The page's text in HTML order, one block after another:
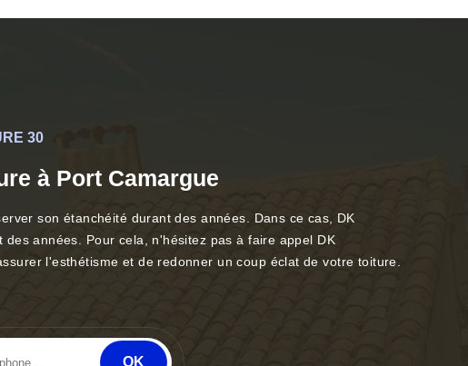
30
à Port Camargue
son étanchéité durant des années. Dans ce cas, DK
années. Pour cela, n'hésitez pas à faire appel DK
l'esthétisme et de redonner un coup éclat de votre toiture.